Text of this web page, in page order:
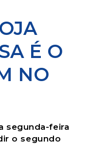
É O
NO
segunda-feira
o segundo